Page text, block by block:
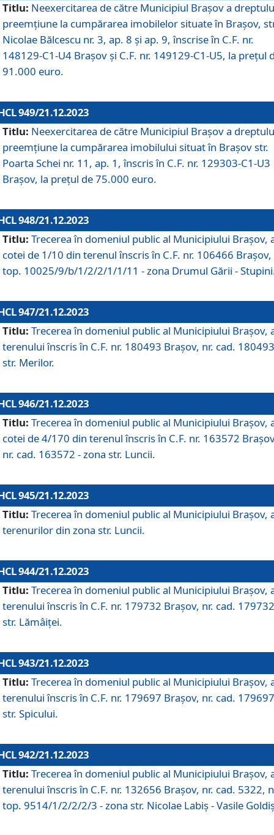
Titlu: Neexercitarea de către Municipiul Brașov a
preemțiune la cumpărarea imobilelor situate în Brașov,
Nicolae Bălcescu nr. 3, ap. 8 și ap. 9, înscrise în C.F. nr.
148129-C1-U4 Brașov și C.F. nr. 149129-C1-U5, la prețul
91.000 euro.
949/21.12.2023
Titlu: Neexercitarea de către Municipiul Brașov a
preemțiune la cumpărarea imobilului situat în Brașov str.
Poarta Schei nr. 11, ap. 1, înscris în C.F. nr. 129303-C1-U3
Brașov, la prețul de 75.000 euro.
948/21.12.2023
Titlu: Trecerea în domeniul public al Municipiului Braşov,
cotei de 1/10 din terenul înscris în C.F. nr. 106466 Brașov,
top. 10025/9/b/1/2/2/1/1/11 - zona Drumul Gării -
947/21.12.2023
Titlu: Trecerea în domeniul public al Municipiului Braşov,
terenului înscris în C.F. nr. 180493 Brașov, nr. cad.
str. Merilor.
946/21.12.2023
Titlu: Trecerea în domeniul public al Municipiului Braşov,
cotei de 4/170 din terenul înscris în C.F. nr. 163572
nr. cad. 163572 - zona str. Luncii.
945/21.12.2023
Titlu: Trecerea în domeniul public al Municipiului Braşov,
terenurilor din zona str. Luncii.
944/21.12.2023
Titlu: Trecerea în domeniul public al Municipiului Braşov,
terenului înscris în C.F. nr. 179732 Brașov, nr. cad.
str. Lămâiței.
943/21.12.2023
Titlu: Trecerea în domeniul public al Municipiului Braşov,
terenului înscris în C.F. nr. 179697 Brașov, nr. cad.
str. Spicului.
942/21.12.2023
Titlu: Trecerea în domeniul public al Municipiului Braşov,
terenului înscris în C.F. nr. 132656 Brașov, nr. cad. 5322,
top. 9514/1/2/2/2/3 - zona str. Nicolae Labiș - Vasile